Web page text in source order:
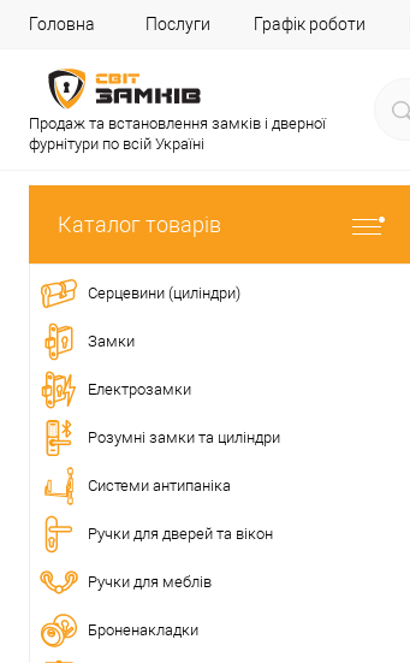
Головна Послуги Графік роботи
Продаж та встановлення замків і дверної
фурнітури по всій Україні
Каталог товарів
Серцевини (циліндри)
Замки
Електрозамки
Розумні замки та циліндри
Системи антипаніка
Ручки для дверей та вікон
Ручки для меблів
Броненакладки